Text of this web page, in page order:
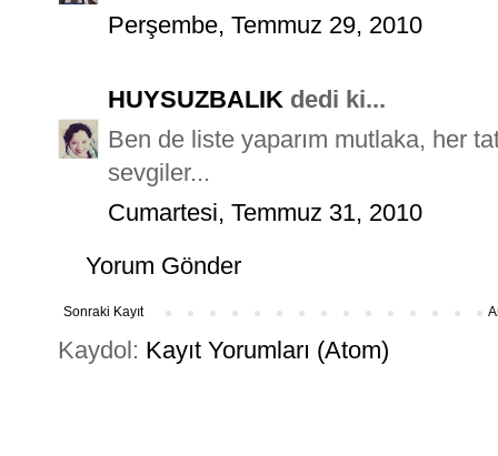
Perşembe, Temmuz 29, 2010
HUYSUZBALIK dedi ki...
Ben de liste yaparım mutlaka, her
sevgiler...
Cumartesi, Temmuz 31, 2010
Yorum Gönder
Sonraki Kayıt
Kaydol: Kayıt Yorumları (Atom)